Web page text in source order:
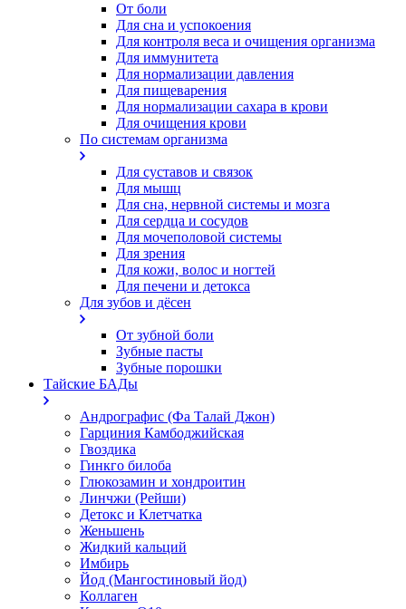
От боли
Для сна и успокоения
Для контроля веса и очищения организма
Для иммунитета
Для нормализации давления
Для пищеварения
Для нормализации сахара в крови
Для очищения крови
По системам организма
Для суставов и связок
Для мышц
Для сна, нервной системы и мозга
Для сердца и сосудов
Для мочеполовой системы
Для зрения
Для кожи, волос и ногтей
Для печени и детокса
Для зубов и дёсен
От зубной боли
Зубные пасты
Зубные порошки
Тайские БАДы
Андрографис (Фа Талай Джон)
Гарциния Камбоджийская
Гвоздика
Гинкго билоба
Глюкозамин и хондроитин
Линчжи (Рейши)
Детокс и Клетчатка
Женьшень
Жидкий кальций
Имбирь
Йод (Мангостиновый йод)
Коллаген